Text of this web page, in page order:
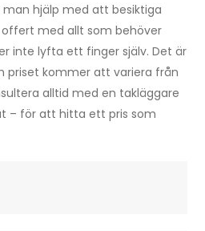
man hjälp med att besiktiga
med allt som behöver
inte lyfta ett finger själv. Det är
priset kommer att variera från
alltid med en takläggare
– för att hitta ett pris som